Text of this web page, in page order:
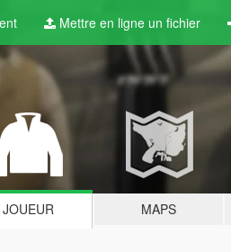
Mettre en ligne un fichier
JOUEUR MAPS